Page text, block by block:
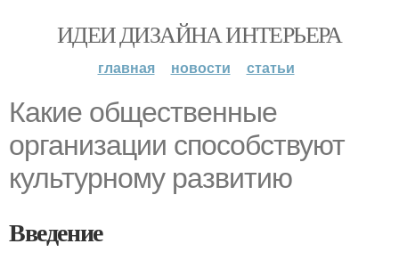
ИДЕИ ДИЗАЙНА ИНТЕРЬЕРА
главная новости статьи
Какие общественные
организации способствуют
культурному развитию
Введение